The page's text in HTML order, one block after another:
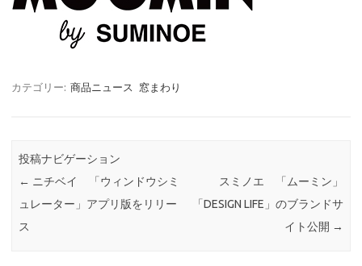
カテゴリー: 商品ニュース 窓まわり
投稿ナビゲーション
← ニチベイ 「ウィンドウシミ
ュレーター」アプリ版をリリー
ス
スミノエ 「ムーミン」
「DESIGN LIFE」のブランドサ
イト公開 →